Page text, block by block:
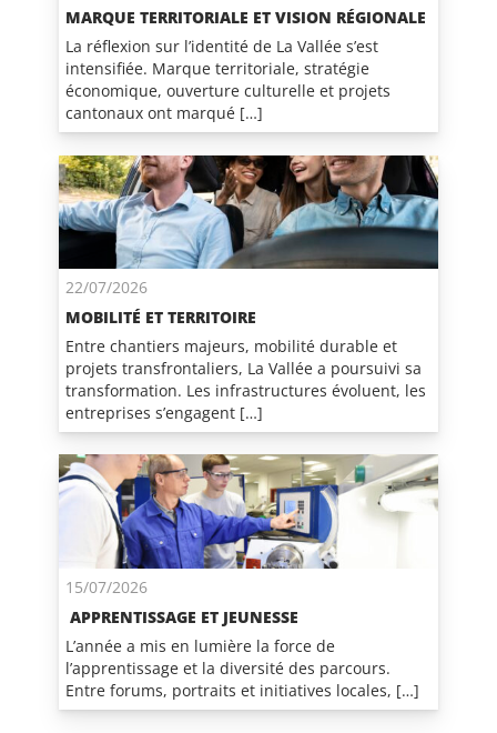
MARQUE TERRITORIALE ET VISION RÉGIONALE
La réflexion sur l’identité de La Vallée s’est
intensifiée. Marque territoriale, stratégie
économique, ouverture culturelle et projets
cantonaux ont marqué […]
22/07/2026
MOBILITÉ ET TERRITOIRE
Entre chantiers majeurs, mobilité durable et
projets transfrontaliers, La Vallée a poursuivi sa
transformation. Les infrastructures évoluent, les
entreprises s’engagent […]
15/07/2026
APPRENTISSAGE ET JEUNESSE
L’année a mis en lumière la force de
l’apprentissage et la diversité des parcours.
Entre forums, portraits et initiatives locales, […]